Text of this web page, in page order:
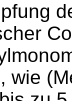
wie